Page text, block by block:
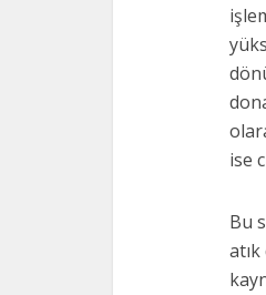
ise
Bu